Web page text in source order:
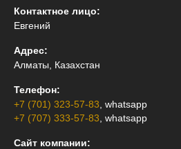
Контактное лицо:
Евгений
Адрес:
Алматы, Казахстан
Телефон:
+7 (701) 323-57-83 , whatsapp
+7 (707) 333-57-83 , whatsapp
Сайт компании: